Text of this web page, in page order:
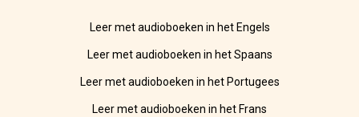
Leer met audioboeken in het Engels
Leer met audioboeken in het Spaans
Leer met audioboeken in het Portugees
Leer met audioboeken in het Frans